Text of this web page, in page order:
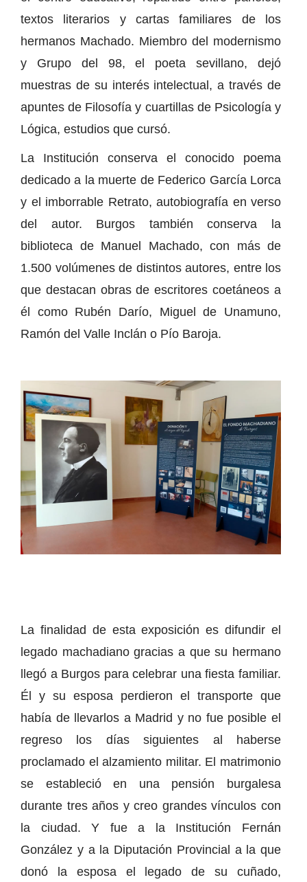
textos literarios y cartas familiares de los
hermanos Machado. Miembro del modernismo
y Grupo del 98, el poeta sevillano, dejó
muestras de su interés intelectual, a través de
apuntes de Filosofía y cuartillas de Psicología y
Lógica, estudios que cursó.
La Institución conserva el conocido poema
dedicado a la muerte de Federico García Lorca
y el imborrable Retrato, autobiografía en verso
del autor. Burgos también conserva la
biblioteca de Manuel Machado, con más de
1.500 volúmenes de distintos autores, entre los
que destacan obras de escritores coetáneos a
él como Rubén Darío, Miguel de Unamuno,
Ramón del Valle Inclán o Pío Baroja.
La finalidad de esta exposición es difundir el
legado machadiano gracias a que su hermano
llegó a Burgos para celebrar una fiesta familiar.
Él y su esposa perdieron el transporte que
había de llevarlos a Madrid y no fue posible el
regreso los días siguientes al haberse
proclamado el alzamiento militar. El matrimonio
se estableció en una pensión burgalesa
durante tres años y creo grandes vínculos con
la ciudad. Y fue a la Institución Fernán
González y a la Diputación Provincial a la que
donó la esposa el legado de su cuñado,